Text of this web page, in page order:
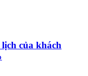
của khách